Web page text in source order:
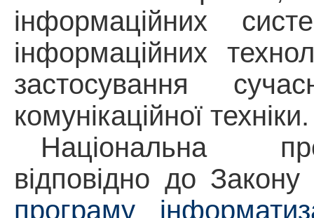
інформаційних
інформаційних
застосування
комунікаційної техніки.
Національна
відповідно до
програму